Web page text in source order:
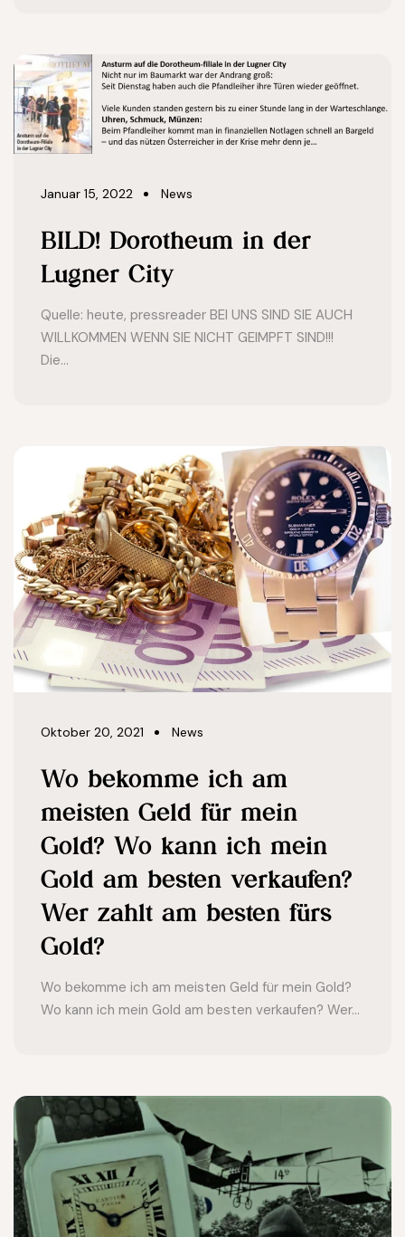
Januar 15, 2022 News
BILD! Dorotheum in der
Lugner City
Quelle: heute, pressreader BEI UNS SIND SIE AUCH
WILLKOMMEN WENN SIE NICHT GEIMPFT SIND!!!
Die...
Oktober 20, 2021 News
Wo bekomme ich am
meisten Geld für mein
Gold? Wo kann ich mein
Gold am besten verkaufen?
Wer zahlt am besten fürs
Gold?
Wo bekomme ich am meisten Geld für mein Gold?
Wo kann ich mein Gold am besten verkaufen? Wer...